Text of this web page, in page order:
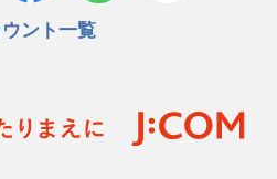
ント一覧